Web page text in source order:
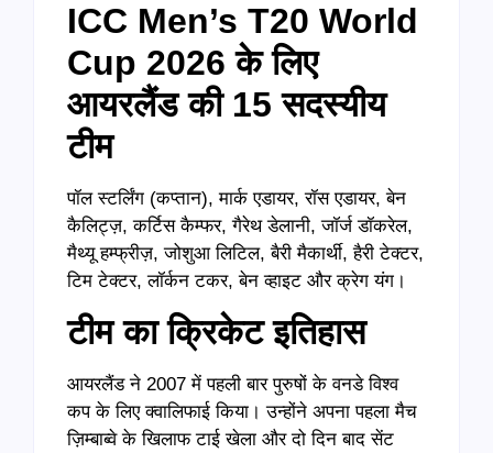
ICC Men’s T20 World
Cup 2026 के लिए
आयरलैंड की 15 सदस्यीय
टीम
पॉल स्टर्लिंग (कप्तान), मार्क एडायर, रॉस एडायर, बेन
कैलिट्ज़, कर्टिस कैम्फर, गैरेथ डेलानी, जॉर्ज डॉकरेल,
मैथ्यू हम्फ्रीज़, जोशुआ लिटिल, बैरी मैकार्थी, हैरी टेक्टर,
टिम टेक्टर, लॉर्कन टकर, बेन व्हाइट और क्रेग यंग।
टीम का क्रिकेट इतिहास
आयरलैंड ने 2007 में पहली बार पुरुषों के वनडे विश्व
कप के लिए क्वालिफाई किया। उन्होंने अपना पहला मैच
ज़िम्बाब्वे के खिलाफ टाई खेला और दो दिन बाद सेंट